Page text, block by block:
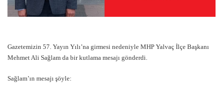
Gazetemizin 57. Yayın Yılı’na girmesi nedeniyle MHP Yalvaç İlçe Başkanı
Mehmet Ali Sağlam da bir kutlama mesajı gönderdi.
Sağlam’ın mesajı şöyle: